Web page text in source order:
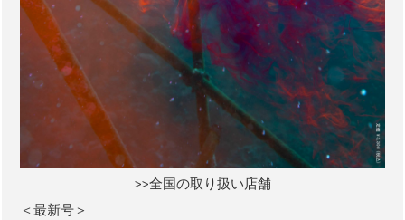
>>全国の取り扱い店舗
＜最新号＞